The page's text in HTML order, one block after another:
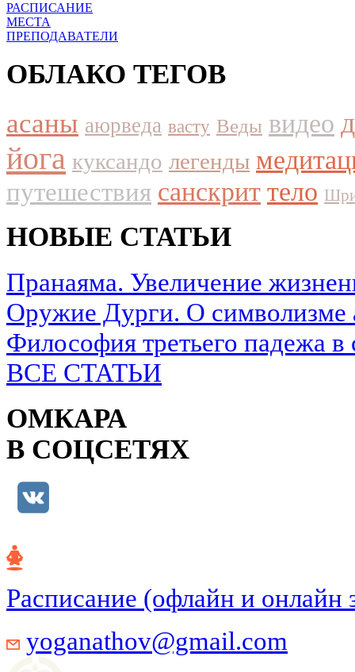
РАСПИСАНИЕ
МЕСТА
ПРЕПОДАВАТЕЛИ
ОБЛАКО ТЕГОВ
асаны аюрведа васту Веды видео
йога куксандо легенды
путешествия санскрит тело
НОВЫЕ СТАТЬИ
Пранаяма. Увеличение
Оружие Дурги. О символизме
Философия третьего падежа в
ВСЕ СТАТЬИ
ОМКАРА
В СОЦСЕТЯХ
Расписание (офлайн и онлайн
yoganathov@gmail.com